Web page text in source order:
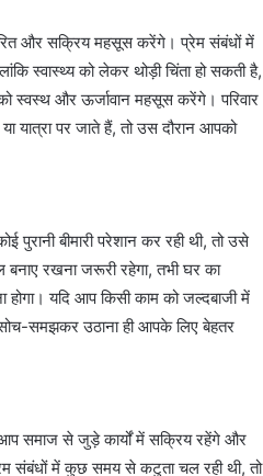
और सक्रिय महसूस करेंगे। प्रेम संबंधों में
स्वास्थ्य को लेकर थोड़ी चिंता हो सकती है,
स्वस्थ और ऊर्जावान महसूस करेंगे। परिवार
पर जाते हैं, तो उस दौरान आपको
बीमारी परेशान कर रही थी, तो उसे
रखना जरूरी रहेगा, तभी घर का
यदि आप किसी काम को जल्दबाजी में
समझकर उठाना ही आपके लिए बेहतर
समाज से जुड़े कार्यों में सक्रिय रहेंगे और
संबंधों में कुछ समय से कटुता चल रही थी, तो